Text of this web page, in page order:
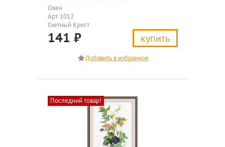
Овен
Арт. 1012
Счетный Крест
141 ₽ купить
Последний товар!